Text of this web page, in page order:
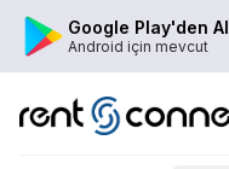
Google Play'den Al
Android için mevcut